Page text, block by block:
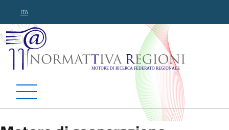
ITA
Normattiva Regioni -